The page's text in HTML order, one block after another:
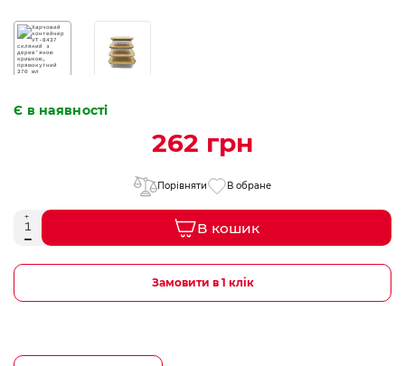
Є в наявності
262 грн
Порівняти В обране
В кошик
Замовити в 1 клік